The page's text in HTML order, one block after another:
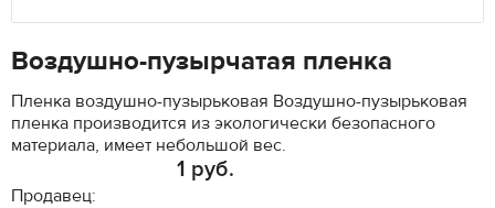
Воздушно-пузырчатая пленка
Пленка воздушно-пузырьковая Воздушно-пузырьковая
пленка производится из экологически безопасного
материала, имеет небольшой вес.
1 руб.
Продавец: